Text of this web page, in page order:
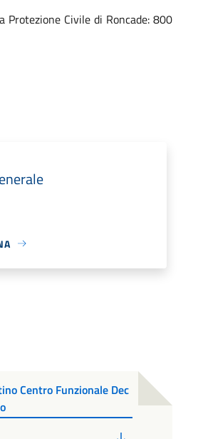
Protezione Civile di Roncade: 800
Centro Funzionale Dec